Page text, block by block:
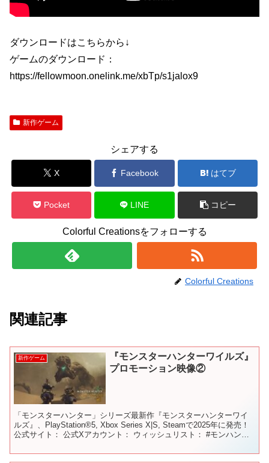
ダウンロードはこちらから↓
ゲームのダウンロード：
https://fellowmoon.onelink.me/xbTp/s1jalox9
新作ゲーム
シェアする
X Facebook はてブ
Pocket LINE コピー
Colorful Creationsをフォローする
Colorful Creations
関連記事
新作ゲーム
『モンスターハンターワイルズ』
プロモーション映像②
「モンスターハンター」シリーズ最新作『モンスターハンターワイ
ルズ』、PlayStation®5, Xbox Series X|S, Steamで2025年に発売！
公式サイト： 公式Xアカウント： ウィッシュリスト： #モンハンワ